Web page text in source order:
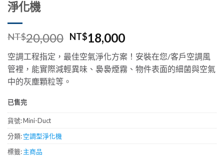
淨化機
NT$20,000 原
始
價
格：
NT$18,000目
前
價
格：
空調工程指定，最佳空氣淨化方案！安裝在您/客戶空調風
管裡，能實際減輕異味、裊裊煙霧、物件表面的細菌與空氣
中的灰塵顆粒等。
已售完
貨號:Mini-Duct
分類:空調型淨化機
標籤:主商品